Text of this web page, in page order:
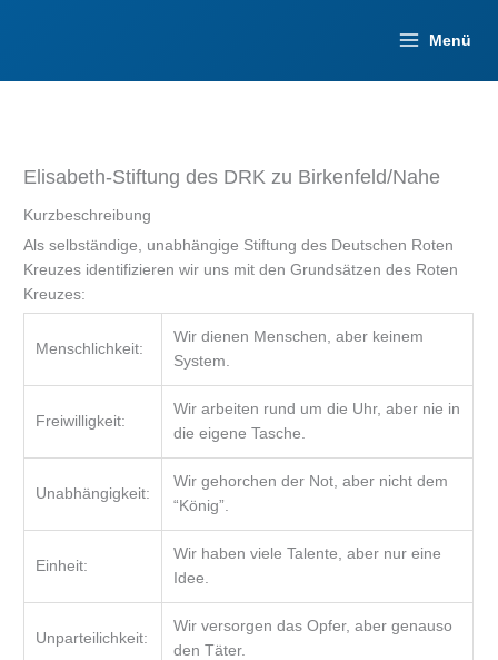
Menü
Elisabeth-Stiftung des DRK zu Birkenfeld/Nahe
Kurzbeschreibung
Als selbständige, unabhängige Stiftung des Deutschen Roten
Kreuzes identifizieren wir uns mit den Grundsätzen des Roten
Kreuzes:
Menschlichkeit:
Wir dienen Menschen, aber keinem
System.
Freiwilligkeit:
Wir arbeiten rund um die Uhr, aber nie in
die eigene Tasche.
Unabhängigkeit:
Wir gehorchen der Not, aber nicht dem
“König”.
Einheit:
Wir haben viele Talente, aber nur eine
Idee.
Unparteilichkeit:
Wir versorgen das Opfer, aber genauso
den Täter.